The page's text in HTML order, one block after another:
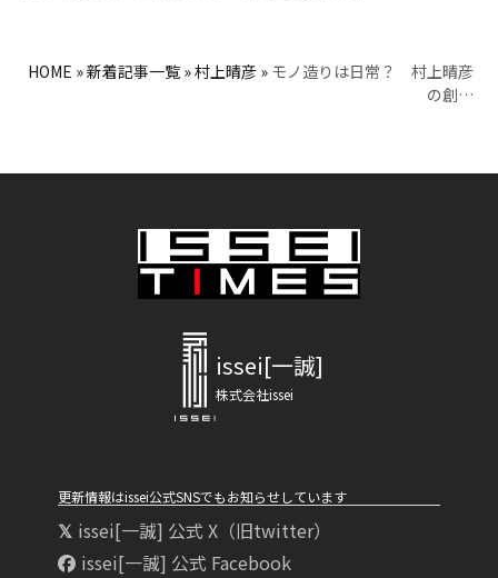
HOME »新着記事一覧»村上晴彦» モノ造りは日常？ 村上晴彦
の創…
issei[一誠]
株式会社issei
更新情報はissei公式SNSでもお知らせしています
issei[一誠] 公式 X（旧twitter）
issei[一誠] 公式 Facebook